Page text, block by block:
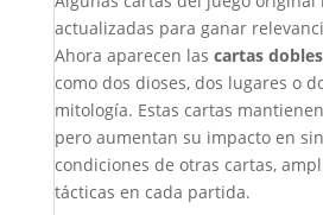
actualizadas para ganar
Ahora aparecen las cartas dobles
como dos dioses, dos lugares o
mitología. Estas cartas
pero aumentan su impacto en
condiciones de otras cartas,
tácticas en cada partida.